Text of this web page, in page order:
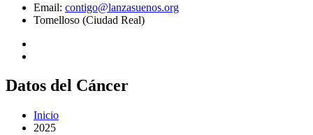
Email: contigo@lanzasuenos.org
Tomelloso (Ciudad Real)
Datos del Cáncer
Inicio
2025